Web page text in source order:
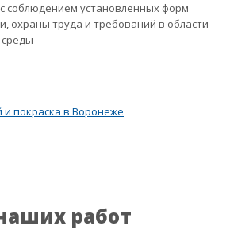
соблюдением установленных форм
охраны труда и требований в области
и покраска в Воронеже
работ